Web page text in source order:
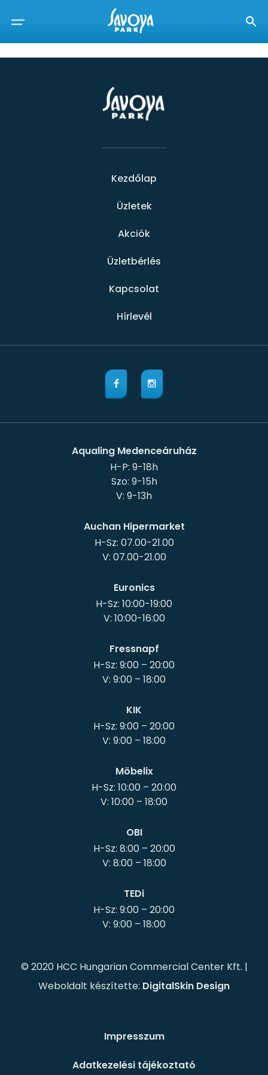
Kezdőlap
Üzletek
Akciók
Üzletbérlés
Kapcsolat
Hírlevél
Aqualing Medenceáruház
H-P: 9-18h
Szo: 9-15h
Auchan Hipermarket
H-Sz: 07.00-21.00
V: 07.00-21.00
Euronics
H-Sz: 10:00-19:00
V: 10:00-16:00
Fressnapf
H-Sz: 9:00 – 20:00
KIK
H-Sz: 9:00 – 20:00
Möbelix
H-Sz: 10:00 – 20:00
OBI
H-Sz: 8:00 – 20:00
V: 8:00 – 18:00
TEDi
H-Sz: 9:00 – 20:00
© 2020 HCC Hungarian Commercial Center Kft. |
Weboldalt készítette: DigitalSkin Design
Impresszum
Adatkezelési tájékoztató